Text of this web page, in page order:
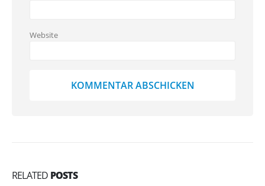
Website
RELATED POSTS